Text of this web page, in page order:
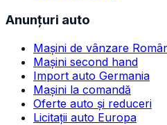
Anunțuri auto
Mașini de vânzare
Mașini second hand
Import auto Germania
Mașini la comandă
Oferte auto și reduceri
Licitații auto Europa